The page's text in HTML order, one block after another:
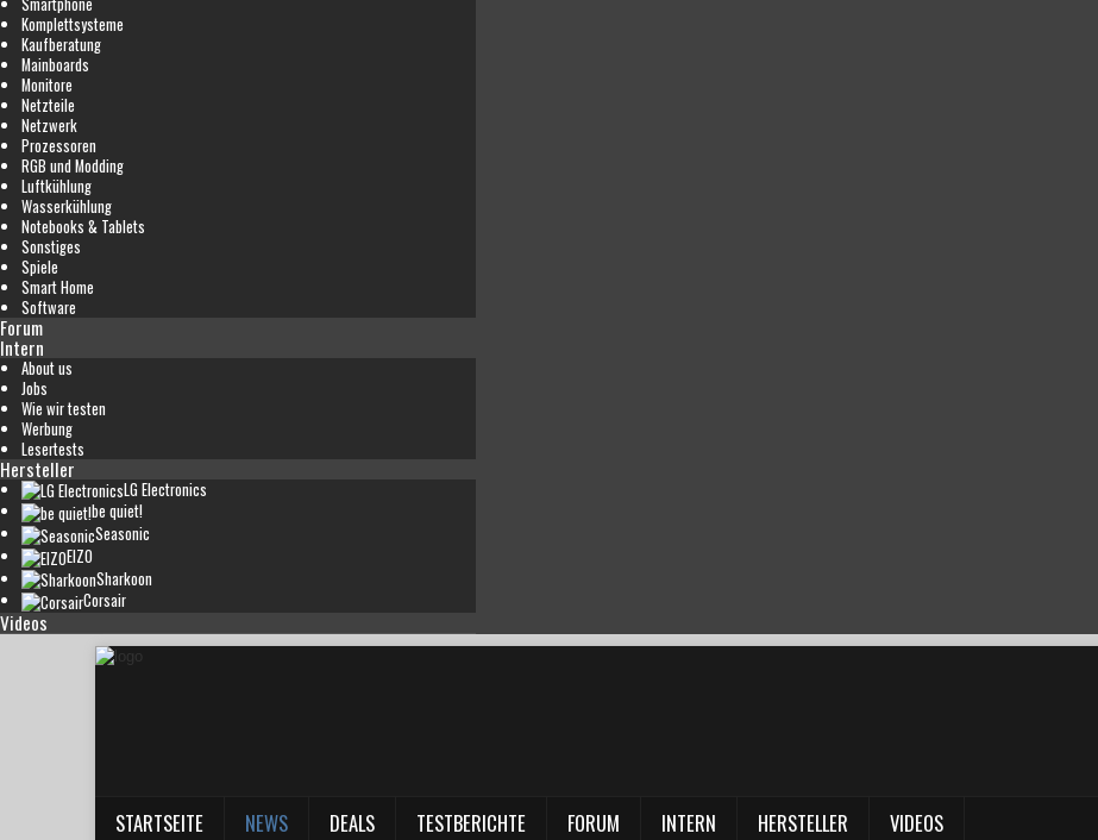
Komplettsysteme
Kaufberatung
Mainboards
Monitore
Netzteile
Netzwerk
Prozessoren
RGB und Modding
Luftkühlung
Wasserkühlung
Notebooks & Tablets
Sonstiges
Spiele
Smart Home
Software
Forum
Intern
About us
Jobs
Wie wir testen
Werbung
Lesertests
Hersteller
LG Electronics
be quiet!
Seasonic
EIZO
Sharkoon
Corsair
Videos
STARTSEITE NEWS DEALS TESTBERICHTE FORUM INTERN HERSTELLER VIDEOS